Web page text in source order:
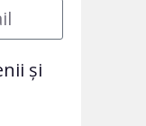
și